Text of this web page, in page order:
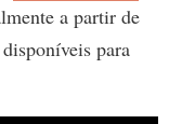
a partir de
para